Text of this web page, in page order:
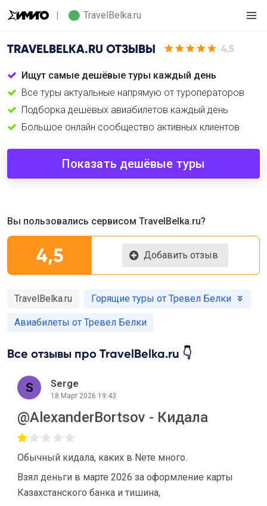
TravelBelka.ru
TRAVELBELKA.RU ОТЗЫВЫ 4,5
Ищут самые дешёвые туры каждый день
Все туры актуальные напрямую от туроператоров
Подборка дешёвых авиабилетов каждый день
Большое онлайн сообщество активных клиентов
Показать дешёвые туры
Вы пользовались сервисом TravelBelka.ru?
4,5 Добавить отзыв
TravelBelka.ru Горящие туры от Тревел Белки
Авиабилеты от Тревел Белки
Все отзывы про TravelBelka.ru 👇
Serge
18 Март 2026 19:43
@AlexanderBortsov - Кидала
Обычный кидала, каких в Nете много.
Взял деньги в марте 2026 за оформление карты
Казахстанского банка и тишина,